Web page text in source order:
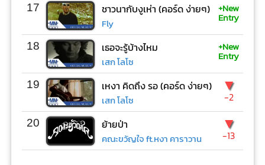
17 ชาวนากับงูเห่า (คอร์ด ง่ายๆ)
Fly
+New
Entry
18 เธอจะรู้บ้างไหม
เสก โลโซ
+New
Entry
19 เหงา คิดถึง รอ (คอร์ด ง่ายๆ)
เสก โลโซ
▼
-2
20 ย้ายป่า
คณะขวัญใจ ft.หงา คาราวาน
▼
-13